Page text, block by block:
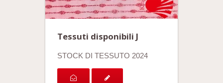
Tessuti disponibili J
STOCK DI TESSUTO 2024